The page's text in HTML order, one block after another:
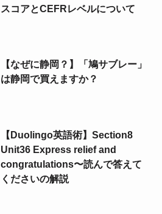
スコアとCEFRレベルについて
【なぜに静岡？】「鳩サブレー」
は静岡で買えますか？
【Duolingo英語術】Section8
Unit36 Express relief and
congratulations〜読んで答えて
くださいの解説